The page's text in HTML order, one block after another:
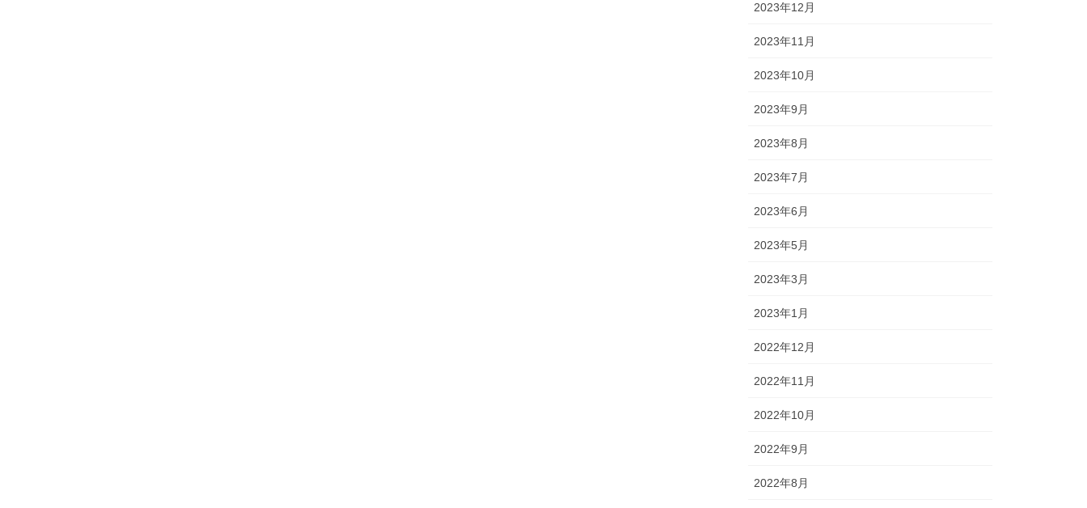
2023年12月
2023年11月
2023年10月
2023年9月
2023年8月
2023年7月
2023年6月
2023年5月
2023年3月
2023年1月
2022年12月
2022年11月
2022年10月
2022年9月
2022年8月